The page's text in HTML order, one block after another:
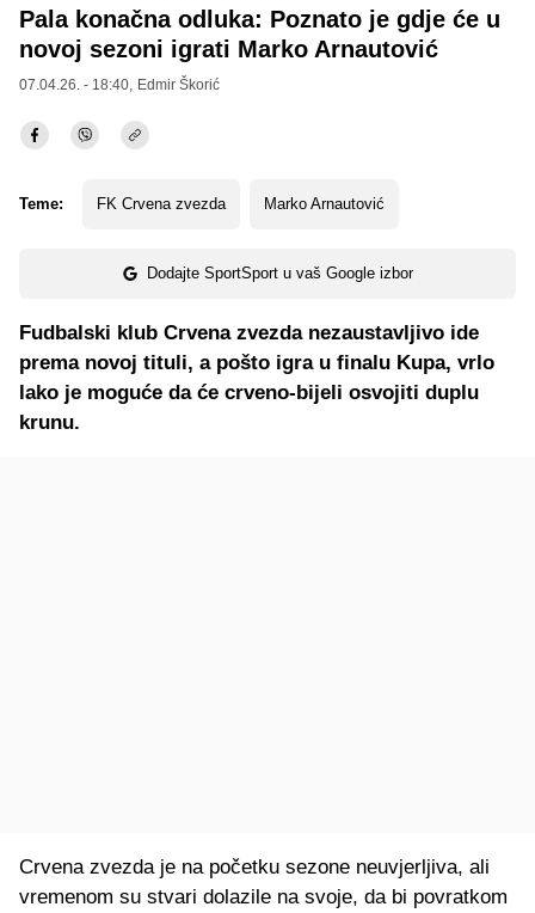
Pala konačna odluka: Poznato je gdje će u
novoj sezoni igrati Marko Arnautović
07.04.26. - 18:40, Edmir Škorić
Teme: FK Crvena zvezda Marko Arnautović
Dodajte SportSport u vaš Google izbor
Fudbalski klub Crvena zvezda nezaustavljivo ide
prema novoj tituli, a pošto igra u finalu Kupa, vrlo
lako je moguće da će crveno-bijeli osvojiti duplu
krunu.
Crvena zvezda je na početku sezone neuvjerljiva, ali
vremenom su stvari dolazile na svoje, da bi povratkom